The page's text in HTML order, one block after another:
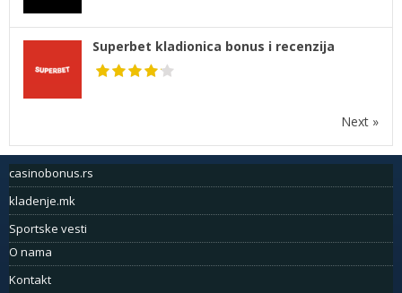
Superbet kladionica bonus i recenzija
Next »
casinobonus.rs
kladenje.mk
Sportske vesti
O nama
Kontakt